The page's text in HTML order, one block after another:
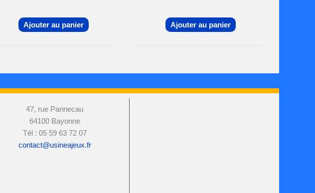
Ajouter au panier Ajouter au panier
47, rue Pannecau
64100 Bayonne
Tél : 05 59 63 72 07
contact@usineajeux.fr